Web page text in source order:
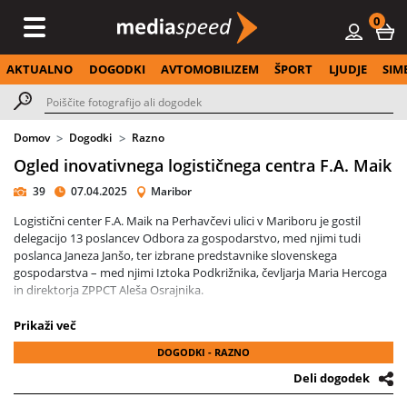
0
AKTUALNO DOGODKI AVTOMOBILIZEM ŠPORT LJUDJE
Domov Dogodki Razno
Ogled inovativnega logističnega centra F.A. Maik
39 07.04.2025 Maribor
Logistični center F.A. Maik na Perhavčevi ulici v Mariboru je gostil
delegacijo 13 poslancev Odbora za gospodarstvo, med njimi tudi
poslanca Janeza Janšo, ter izbrane predstavnike slovenskega
gospodarstva – med njimi Iztoka Podkrižnika, čevljarja Maria Hercoga
in direktorja ZPPCT Aleša Osrajnika.
Gostitelj srečanja je bil ustanovitelj podjetja F.A. Maik Marjan Bezjak,
ob njem pa sta obiskovalce sprejela še direktor Miha Bezjak, univ. dipl.
inž. logistike, in direktor F.A. Maik Logistics Zagreb Tadej Bezjak, dipl.
Prikaži več
DOGODKI - RAZNO
Deli dogodek